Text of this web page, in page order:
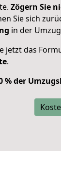
Zögern Sie
Sie sich
in der
jetzt das
.
% der